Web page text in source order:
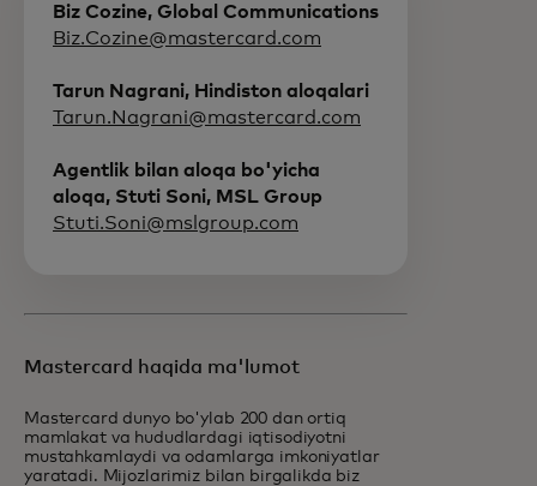
Biz Cozine, Global Communications
Biz.Cozine@mastercard.com
Tarun Nagrani, Hindiston aloqalari
Tarun.Nagrani@mastercard.com
Agentlik bilan aloqa bo'yicha
aloqa, Stuti Soni, MSL Group
Stuti.Soni@mslgroup.com
Mastercard haqida ma'lumot
Mastercard dunyo bo'ylab 200 dan ortiq
mamlakat va hududlardagi iqtisodiyotni
mustahkamlaydi va odamlarga imkoniyatlar
yaratadi. Mijozlarimiz bilan birgalikda biz